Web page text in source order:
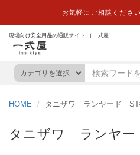
お気軽にご相談ください
現場向け安全用品の通販サイト ［一式屋］
HOME タニザワ ランヤード
タニザワ ランヤ